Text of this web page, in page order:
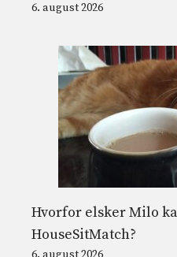
6. august 2026
Hvorfor elsker Milo
HouseSitMatch?